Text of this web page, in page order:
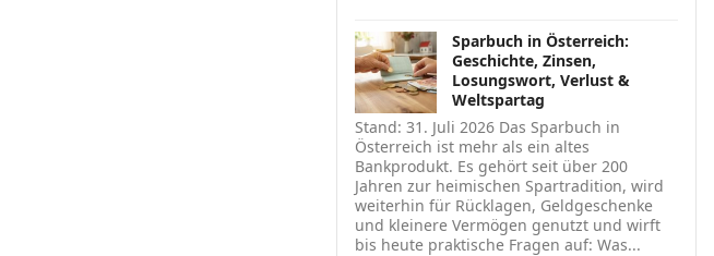
Sparbuch in Österreich:
Geschichte, Zinsen,
Losungswort, Verlust &
Weltspartag
Stand: 31. Juli 2026 Das Sparbuch in
Österreich ist mehr als ein altes
Bankprodukt. Es gehört seit über 200
Jahren zur heimischen Spartradition, wird
weiterhin für Rücklagen, Geldgeschenke
und kleinere Vermögen genutzt und wirft
bis heute praktische Fragen auf: Was...